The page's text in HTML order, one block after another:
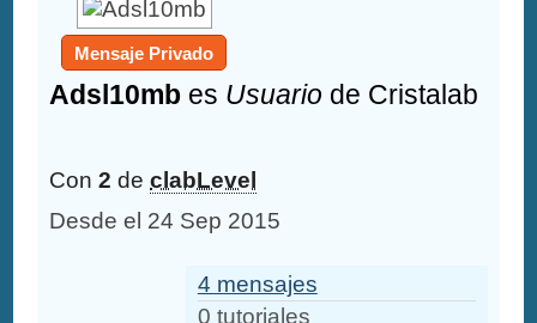
Mensaje Privado
Adsl10mb es Usuario de Cristalab
Con2 declabLevel
Desde el 24 Sep 2015
4 mensajes
0 tutoriales